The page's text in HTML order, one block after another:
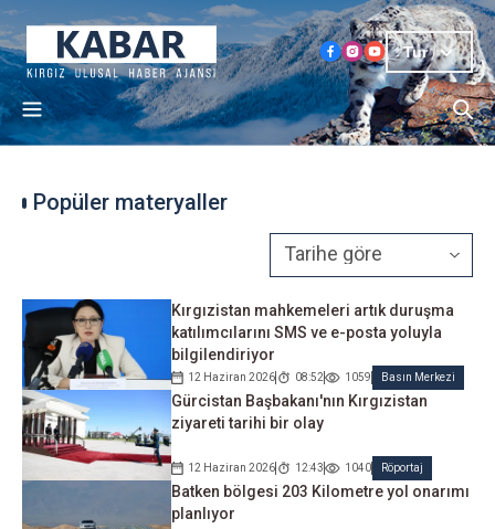
Tur
Popüler materyaller
Kırgızistan mahkemeleri artık duruşma
katılımcılarını SMS ve e-posta yoluyla
bilgilendiriyor
12 Haziran 2026 08:52 1059 Basın Merkezi
Gürcistan Başbakanı'nın Kırgızistan
ziyareti tarihi bir olay
12 Haziran 2026 12:43 1040 Röportaj
Batken bölgesi 203 Kilometre yol onarımı
planlıyor